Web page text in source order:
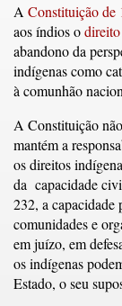
A Constituição de
aos índios o
abandono da
indígenas como
à comunhão
A Constituição
mantém a
os direitos
da capacidade
232, a capacidade
comunidades e
em juízo, em
os indígenas
Estado, o seu